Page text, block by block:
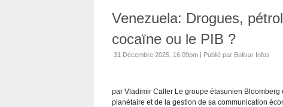
Venezuela: Drogues,
cocaïne ou le PIB ?
31 Décembre 2025, 16:09pm | Publié par Bolivar Infos
par Vladimir Caller Le groupe étasunien
planétaire et de la gestion de sa communication